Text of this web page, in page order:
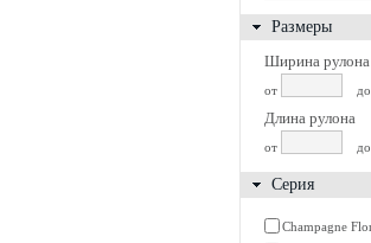
Размеры
Ширина рулона
от до
Длина рулона
от до
Серия
Champagne